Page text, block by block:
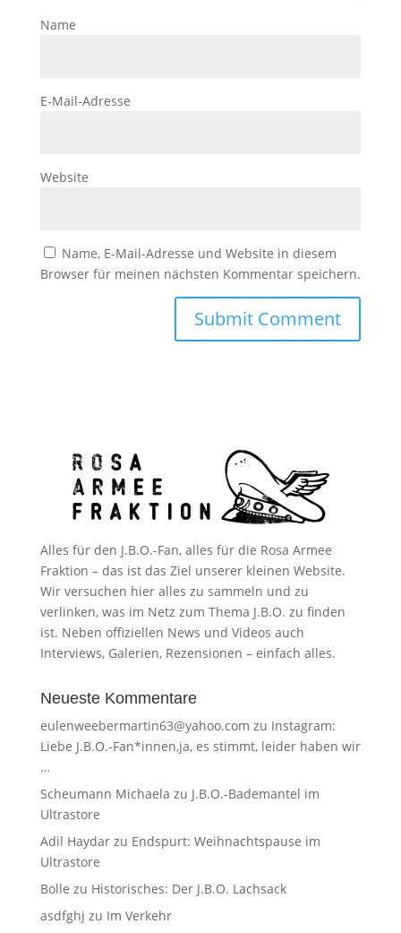
Name
E-Mail-Adresse
Website
Name, E-Mail-Adresse und Website in diesem
Browser für meinen nächsten Kommentar speichern.
Alles für den J.B.O.-Fan, alles für die Rosa Armee
Fraktion – das ist das Ziel unserer kleinen Website.
Wir versuchen hier alles zu sammeln und zu
verlinken, was im Netz zum Thema J.B.O. zu finden
ist. Neben offiziellen News und Videos auch
Interviews, Galerien, Rezensionen – einfach alles.
Neueste Kommentare
eulenweebermartin63@yahoo.com zu Instagram:
Liebe J.B.O.-Fan*innen,ja, es stimmt, leider haben wir
…
Scheumann Michaela zu J.B.O.-Bademantel im
Ultrastore
Adil Haydarzu Endspurt: Weihnachtspause im
Ultrastore
Bolle zu Historisches: Der J.B.O. Lachsack
asdfghj zu Im Verkehr